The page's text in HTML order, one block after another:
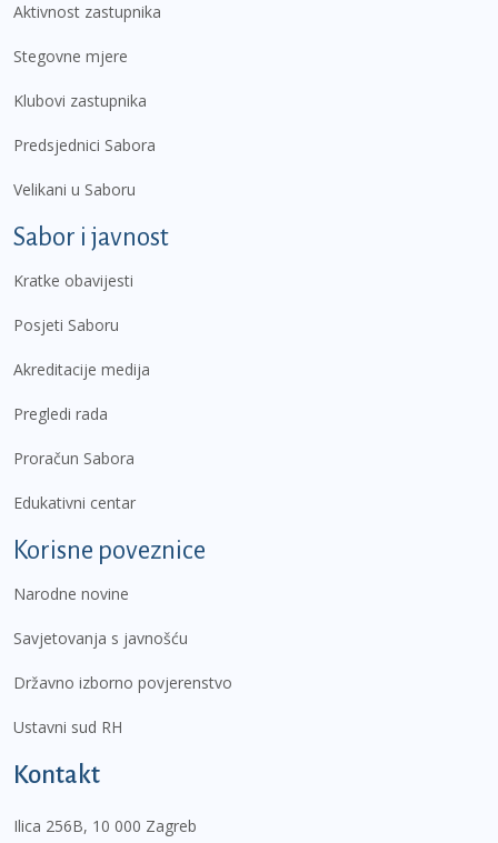
Aktivnost zastupnika
Stegovne mjere
Klubovi zastupnika
Predsjednici Sabora
Velikani u Saboru
Sabor i javnost
Kratke obavijesti
Posjeti Saboru
Akreditacije medija
Pregledi rada
Proračun Sabora
Edukativni centar
Korisne poveznice
Narodne novine
Savjetovanja s javnošću
Državno izborno povjerenstvo
Ustavni sud RH
Kontakt
Ilica 256B, 10 000 Zagreb